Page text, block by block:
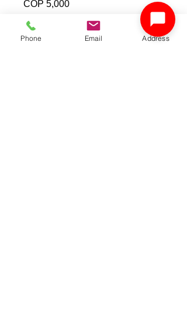
COP 5,000Price
Dirección de Despacho
Phone Email Address